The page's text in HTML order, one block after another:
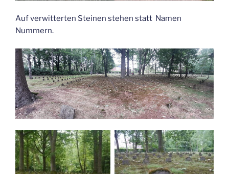
Auf verwitterten Steinen stehen statt Namen
Nummern.